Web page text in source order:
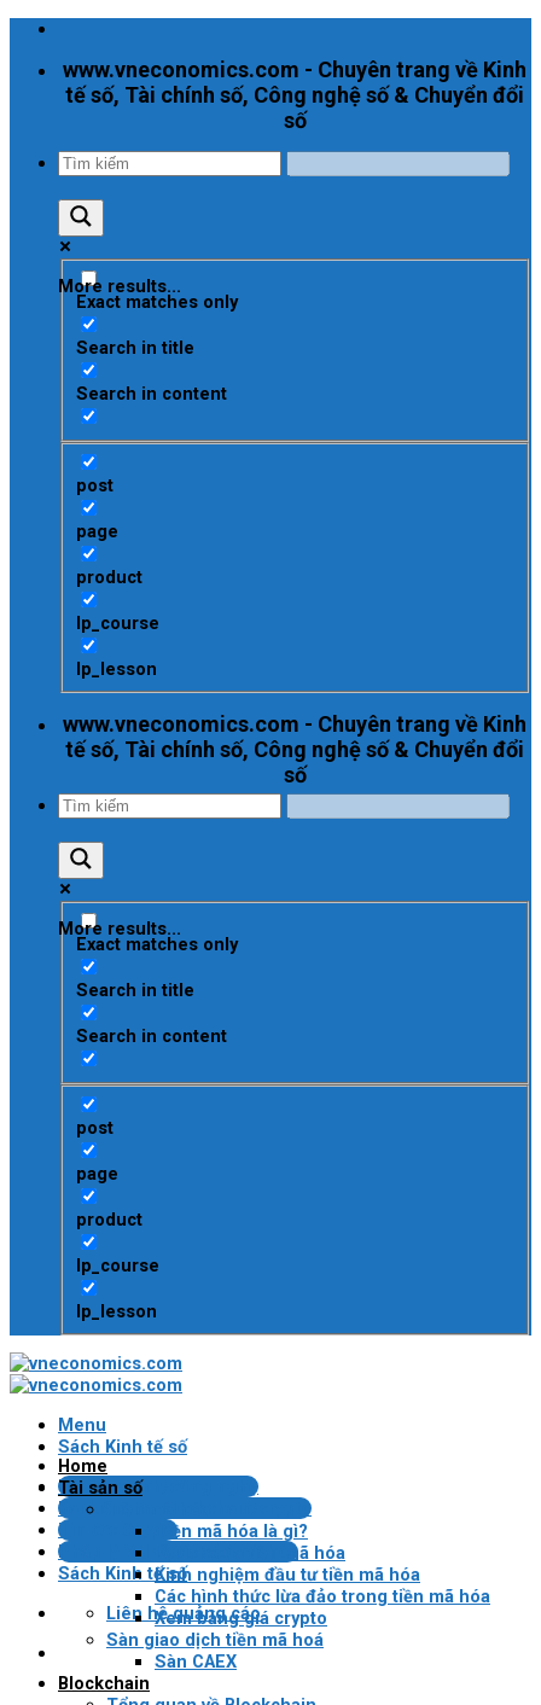
Skip
contentwww.vneconomics.com - Chuyên trang về Kinh
tế số, Tài chính số, Công nghệ số & Chuyển đổi
số
More results...
Exact matches only
Search in title
Search in content
post
page
product
lp_course
lp_lesson
www.vneconomics.com - Chuyên trang về Kinh
tế số, Tài chính số, Công nghệ số & Chuyển đổi
số
More results...
Exact matches only
Search in title
Search in content
post
page
product
lp_course
lp_lesson
Menu
Sách Kinh tế số
Tin tài chính/công nghệ
Bài kiểm tra Blockchain/crypto
Tin tức Crypto
Pháp lý VN về tài sản mã hóa
Sách Kinh tế số
Liên hệ quảng cáo
Home
Tài sản số
Tiền mã hóa là gì?
Lợi ích của tiền mã hóa
Kinh nghiệm đầu tư tiền mã hóa
Các hình thức lừa đảo trong tiền mã hóa
Xem bảng giá crypto
Sàn giao dịch tiền mã hoá
Sàn CAEX
Blockchain